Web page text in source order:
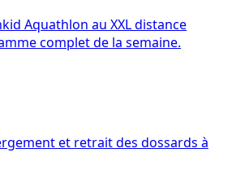
Aquathlon au XXL distance
complet de la semaine.
et retrait des dossards à